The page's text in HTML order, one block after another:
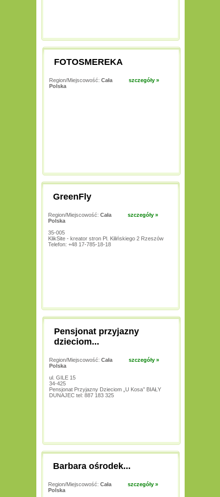
FOTOSMEREKA
szczegóły »
Region/Miejscowość: Cała
Polska
GreenFly
szczegóły »
Region/Miejscowość: Cała
Polska
35-005
KlikSite - kreator stron Pl. Kilińskiego 2 Rzeszów
Telefon: +48 17-785-18-18
Pensjonat przyjazny
dzieciom...
szczegóły »
Region/Miejscowość: Cała
Polska
ul. GILE 15
34-425
Pensjonat Przyjazny Dzieciom „U Kosa’’ BIAŁY
DUNAJEC tel: 887 183 325
Barbara ośrodek...
szczegóły »
Region/Miejscowość: Cała
Polska